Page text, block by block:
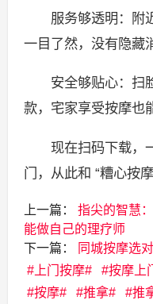
服务够透明：附近
一目了然，没有隐藏
安全够贴心：扫脸
款，宅家享受按摩也
现在扫码下载，一
门，从此和 “糟心按
上一篇：
指尖的智慧
能做自己的理疗师
下一篇：
同城按摩选
上门按摩
按摩上门
按摩
推拿 推